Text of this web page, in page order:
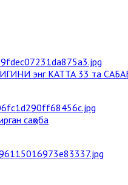
энг КАТТА 33 та
саҳоба